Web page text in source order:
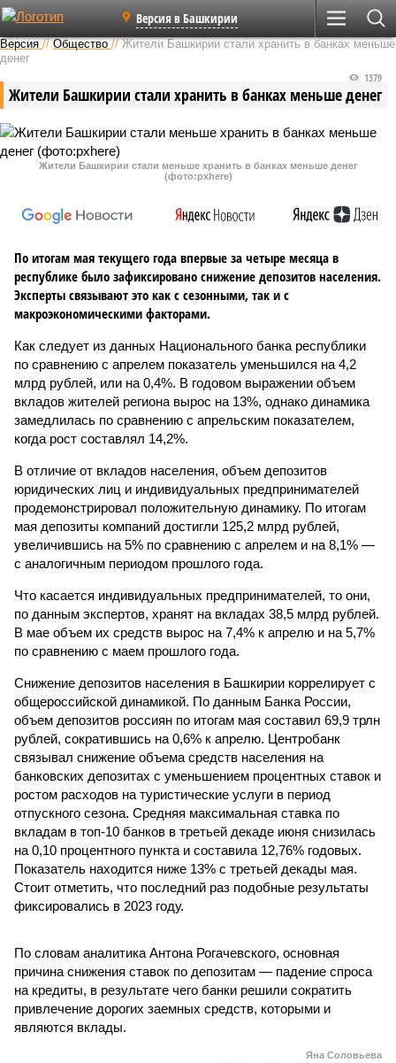
Версия в Башкирии
Версия //Общество //Жители Башкирии стали хранить в банках меньше
денег
Жители Башкирии стали хранить в банках меньше денег
1379
Жители Башкирии стали меньше хранить в банках меньше денег
(фото:pxhere)
По итогам мая текущего года впервые за четыре месяца в
республике было зафиксировано снижение депозитов населения.
Эксперты связывают это как с сезонными, так и с
макроэкономическими факторами.
Как следует из данных Национального банка республики
по сравнению с апрелем показатель уменьшился на 4,2
млрд рублей, или на 0,4%. В годовом выражении объем
вкладов жителей региона вырос на 13%, однако динамика
замедлилась по сравнению с апрельским показателем,
когда рост составлял 14,2%.
В отличие от вкладов населения, объем депозитов
юридических лиц и индивидуальных предпринимателей
продемонстрировал положительную динамику. По итогам
мая депозиты компаний достигли 125,2 млрд рублей,
увеличившись на 5% по сравнению с апрелем и на 8,1% —
с аналогичным периодом прошлого года.
Что касается индивидуальных предпринимателей, то они,
по данным экспертов, хранят на вкладах 38,5 млрд рублей.
В мае объем их средств вырос на 7,4% к апрелю и на 5,7%
по сравнению с маем прошлого года.
Снижение депозитов населения в Башкирии коррелирует с
общероссийской динамикой. По данным Банка России,
объем депозитов россиян по итогам мая составил 69,9 трлн
рублей, сократившись на 0,6% к апрелю. Центробанк
связывал снижение объема средств населения на
банковских депозитах с уменьшением процентных ставок и
ростом расходов на туристические услуги в период
отпускного сезона. Средняя максимальная ставка по
вкладам в топ-10 банков в третьей декаде июня снизилась
на 0,10 процентного пункта и составила 12,76% годовых.
Показатель находится ниже 13% с третьей декады мая.
Стоит отметить, что последний раз подобные результаты
фиксировались в 2023 году.
По словам аналитика Антона Рогачевского, основная
причина снижения ставок по депозитам — падение спроса
на кредиты, в результате чего банки решили сократить
привлечение дорогих заемных средств, которыми и
являются вклады.
Яна Соловьева